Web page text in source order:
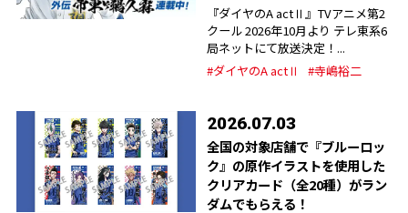
『ダイヤのA actⅡ』TVアニメ第2
クール 2026年10月より テレ東系6
局ネットにて放送決定！...
#ダイヤのA actⅡ
#寺嶋裕二
2026.07.03
全国の対象店舗で『ブルーロッ
ク』の原作イラストを使用した
クリアカード（全20種）がラン
ダムでもらえる！